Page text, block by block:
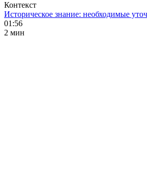
Контекст
Историческое знание: необходимые
01:56
2 мин